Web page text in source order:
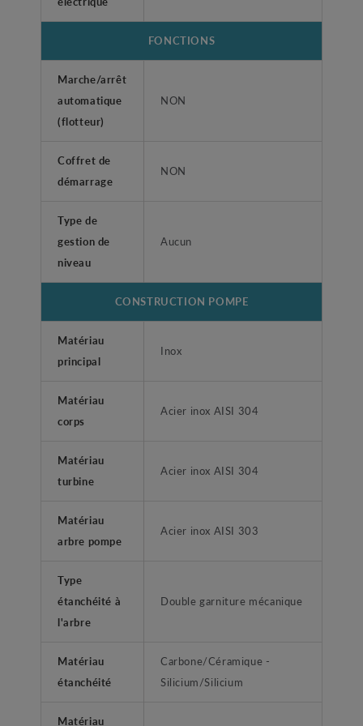
FONCTIONS
Marche/arrêt
automatique
(flotteur)
NON
Coffret de
démarrage
NON
Type de
gestion de
niveau
Aucun
CONSTRUCTION POMPE
Matériau
principal
Inox
Matériau
corps
Acier inox AISI 304
Matériau
turbine
Acier inox AISI 304
Matériau
arbre pompe
Acier inox AISI 303
Type
étanchéité à
l'arbre
Double garniture mécanique
Matériau
étanchéité
Carbone/Céramique -
Silicium/Silicium
Matériau